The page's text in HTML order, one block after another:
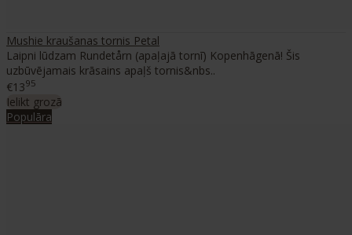
Mushie kraušanas tornis Petal
Laipni lūdzam Rundetårn (apaļajā tornī) Kopenhāgenā! Šis
uzbūvējamais krāsains apaļš tornis&nbs..
€1395
Ielikt grozā
Populāra